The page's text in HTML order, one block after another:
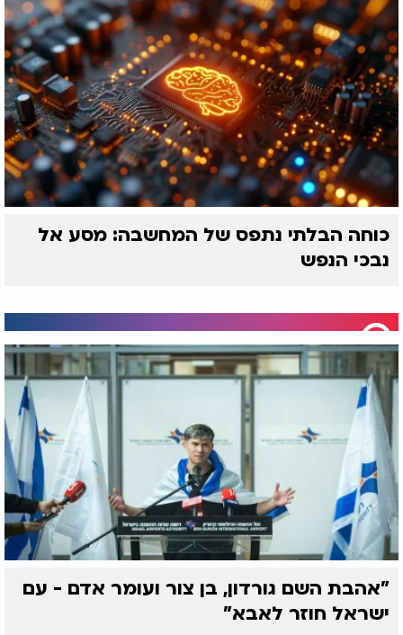
יש לכם שאלה לרב אייל אונגר בנושא הרגיש של עולם
הנפש? שלחו לו הודעה
למייל
http:// e0548477627@hotmail.com
איך להתמודד עם לב שבור? | מי שמצליח הוא שמח?
כוחה הבלתי נתפס של המחשבה: מסע אל
נבכי הנפש
"אהבת השם גורדון, בן צור ועומר אדם - עם
ישראל חוזר לאבא"